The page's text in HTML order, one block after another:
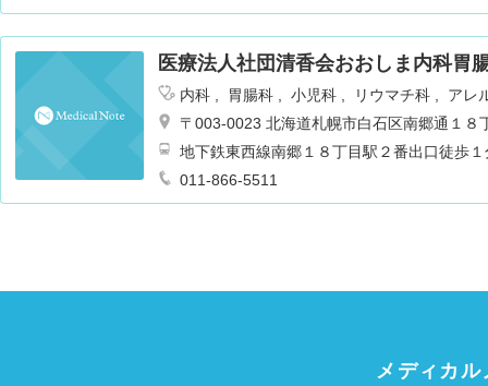
医療法人社団清香会おおしま内科胃
内科 胃腸科 小児科 リウマチ科
アレ
〒003-0023 北海道札幌市白石区南郷通１８
地下鉄東西線南郷１８丁目駅２番出口徒歩１
011-866-5511
メディカ